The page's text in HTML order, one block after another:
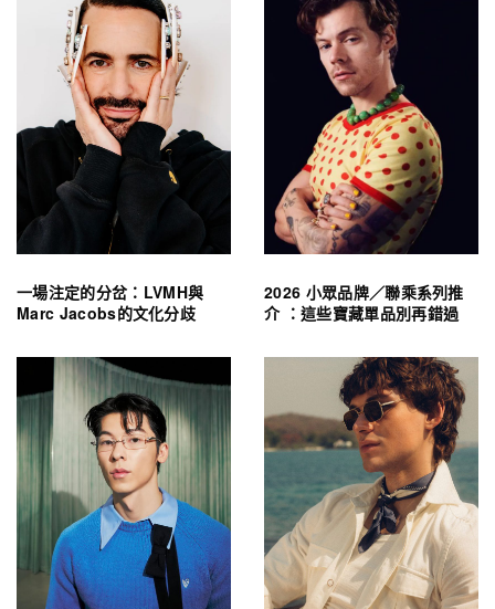
一場注定的分岔：LVMH與
Marc Jacobs的文化分歧
2026 小眾品牌／聯乘系列推
介 ：這些寶藏單品別再錯過